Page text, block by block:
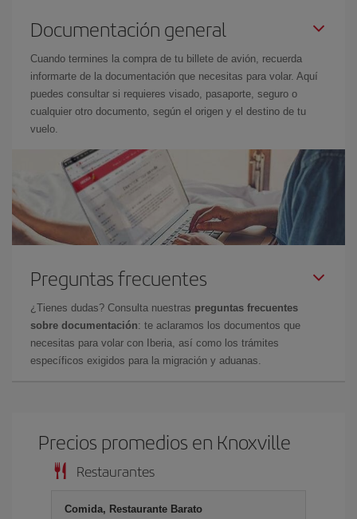
Documentación general
Cuando termines la compra de tu billete de avión, recuerda
informarte de la documentación que necesitas para volar. Aquí
puedes consultar si requieres visado, pasaporte, seguro o
cualquier otro documento, según el origen y el destino de tu
vuelo.
Preguntas frecuentes
¿Tienes dudas? Consulta nuestras preguntas frecuentes
sobre documentación: te aclaramos los documentos que
necesitas para volar con Iberia, así como los trámites
específicos exigidos para la migración y aduanas.
Precios promedios en Knoxville
Restaurantes
Comida, Restaurante Barato